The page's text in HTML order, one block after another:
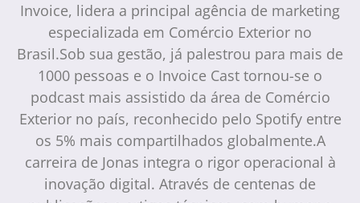
Invoice, lidera a principal agência de marketing
especializada em Comércio Exterior no
Brasil.Sob sua gestão, já palestrou para mais de
1000 pessoas e o Invoice Cast tornou-se o
podcast mais assistido da área de Comércio
Exterior no país, reconhecido pelo Spotify entre
os 5% mais compartilhados globalmente.A
carreira de Jonas integra o rigor operacional à
inovação digital. Através de centenas de